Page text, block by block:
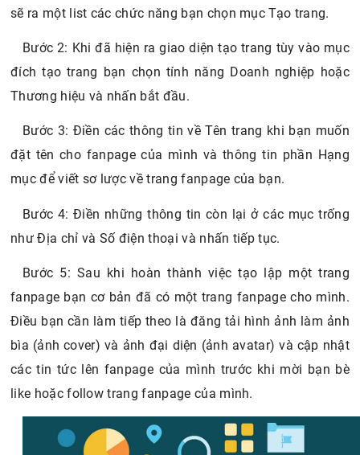
sẽ ra một list các chức năng bạn chọn mục Tạo trang.
Bước 2: Khi đã hiện ra giao diện tạo trang tùy vào mục
đích tạo trang bạn chọn tính năng Doanh nghiệp hoặc
Thương hiệu và nhấn bắt đầu.
Bước 3: Điền các thông tin về Tên trang khi bạn muốn
đặt tên cho fanpage của mình và thông tin phần Hạng
mục để viết sơ lược về trang fanpage của bạn.
Bước 4: Điền những thông tin còn lại ở các mục trống
như Địa chỉ và Số điện thoại và nhấn tiếp tục.
Bước 5: Sau khi hoàn thành việc tạo lập một trang
fanpage bạn cơ bản đã có một trang fanpage cho mình.
Điều bạn cần làm tiếp theo là đăng tải hình ảnh làm ảnh
bìa (ảnh cover) và ảnh đại diện (ảnh avatar) và cập nhật
các tin tức lên fanpage của mình trước khi mời bạn bè
like hoặc follow trang fanpage của mình.